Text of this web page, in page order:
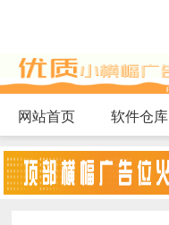
网站首页 软件仓库